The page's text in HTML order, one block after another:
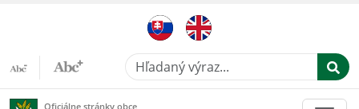
Hľadaný výraz...
Oficiálne stránky obce